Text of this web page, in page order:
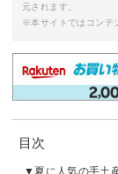
元されます。
※本サイトではコンテ
目次
夏に人気の手土